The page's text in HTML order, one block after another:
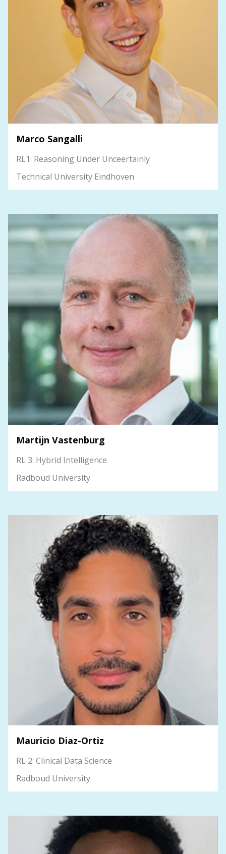
Marco Sangalli
RL1: Reasoning Under Unceertainly
Technical University Eindhoven
Martijn Vastenburg
RL 3: Hybrid Intelligence
Radboud University
Mauricio Diaz-Ortiz
RL 2: Clinical Data Science
Radboud University